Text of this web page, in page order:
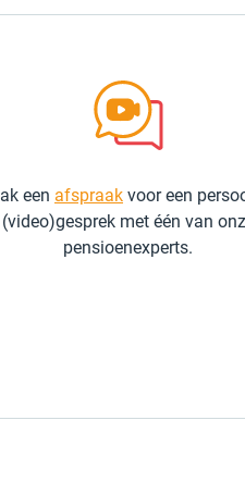
een afspraak voor een
(video)gesprek met één van
pensioenexperts.